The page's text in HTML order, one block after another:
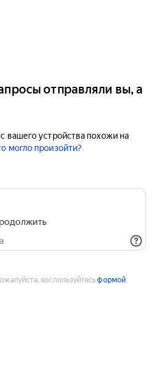
отправляли вы, а
вашего устройства похожи на
могло произойти?
воспользуйтесьформой